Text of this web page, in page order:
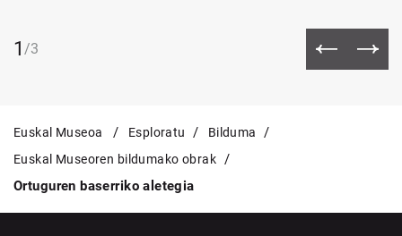
1 /3
Euskal Museoa Esploratu
Bilduma
Euskal Museoren bildumako obrak
Ortuguren baserriko aletegia